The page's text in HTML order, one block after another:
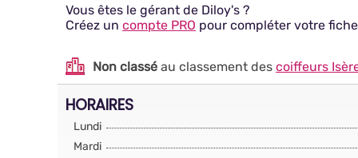
Vous êtes le gérant de Diloy's ?
Créez un compte PRO pour compléter votre
Non classé au classement des coiffeurs
HORAIRES
Lundi
Mardi